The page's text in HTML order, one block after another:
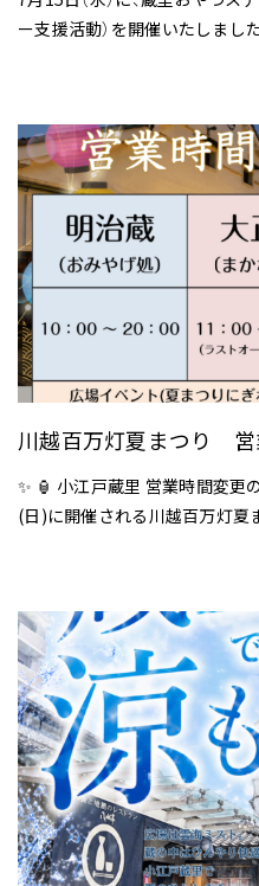
ー支援活動）を開催いたしまし
川越百万灯夏まつり 営
✨ 🏮 小江戸蔵里 営業時間変更
(日)に開催される川越百万灯夏